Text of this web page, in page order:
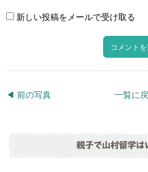
新しい投稿をメールで受け取る
◀︎ 前の写真 一覧に
親子で山村留学は